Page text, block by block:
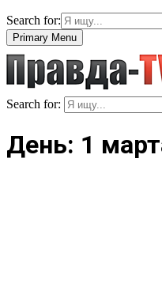
Search for:
Primary Menu
Search for:
День: 1